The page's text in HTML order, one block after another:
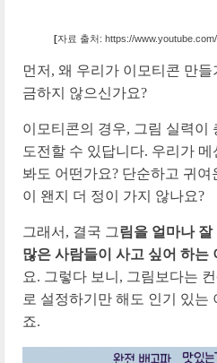
[자료 출처: https://
먼저, 왜 우리가 이모티콘 만
금하지 않으신가요?
이모티콘의 경우, 그림 실력이
도전할 수 있답니다. 우리가
봐도 어떤가요? 단순하고 귀
이 왠지 더 정이 가지 않나요?
그래서, 결국 그림을 얼마나
많은 사람들이 사고 싶어 하는
요. 그렇다 보니, 그림보다는
로 설정하기만 해도 인기 있는
죠.